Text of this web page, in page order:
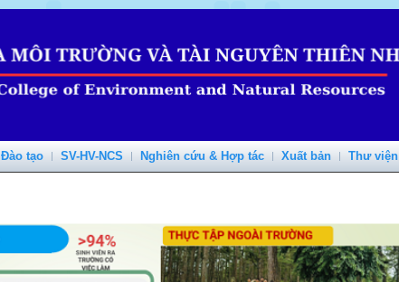
Đào tạo SV-HV-NCS Nghiên cứu & Hợp tác Xuất bản Thư viện